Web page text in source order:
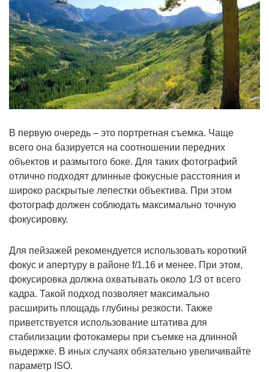
В первую очередь – это портретная съемка. Чаще
всего она базируется на соотношении передних
объектов и размытого боке. Для таких фотографий
отлично подходят длинные фокусные расстояния и
широко раскрытые лепестки объектива. При этом
фотограф должен соблюдать максимально точную
фокусировку.
Для пейзажей рекомендуется использовать короткий
фокус и апертуру в районе f/1.16 и менее. При этом,
фокусировка должна охватывать около 1/3 от всего
кадра. Такой подход позволяет максимально
расширить площадь глубины резкости. Также
приветствуется использование штатива для
стабилизации фотокамеры при съемке на длинной
выдержке. В иных случаях обязательно увеличивайте
параметр ISO.